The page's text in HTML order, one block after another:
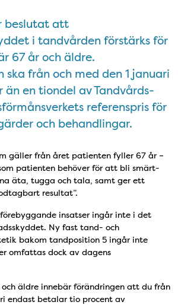
beslutat att
i tandvården förstärks för
67 år och äldre.
från och med den 1 januari
en tiondel av Tandvårds-
referenspris för
och behandlingar.
gäller från året patienten fyller 67 år –
patienten behöver för att bli smärt-
äta, tugga och tala, samt ger ett
resultat”.
insatser ingår inte i det
Ny fast tand- och
bakom tandposition 5 ingår inte
omfattas dock av dagens
och äldre innebär förändringen att du från
endast betalar tio procent av